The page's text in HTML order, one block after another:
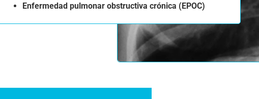
Enfermedad pulmonar obstructiva crónica (EPOC)